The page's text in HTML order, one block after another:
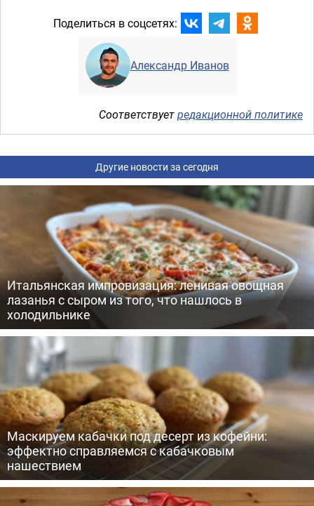
Поделиться в соцсетях:
Александр Иванов
Соответствуетредакционной политике
Другие новости за сегодня
Итальянская импровизация: ленивая овощная
лазанья с сыром из того, что нашлось в
холодильнике
Маскируем кабачки под десерт из кофейни:
эффектно справляемся с кабачковым
нашествием